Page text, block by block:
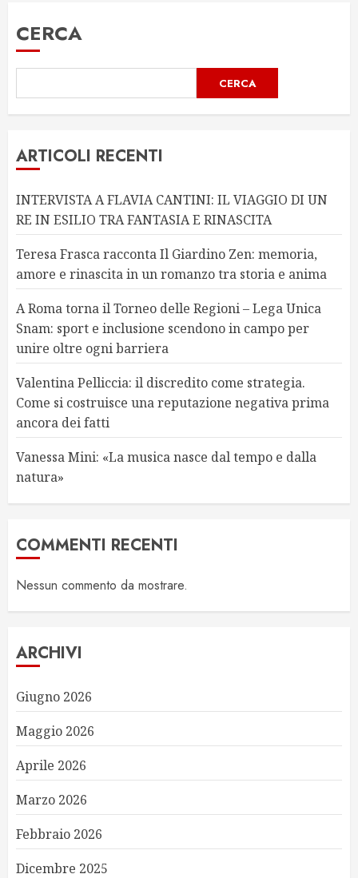
CERCA
CERCA
ARTICOLI RECENTI
INTERVISTA A FLAVIA CANTINI: IL VIAGGIO DI UN
RE IN ESILIO TRA FANTASIA E RINASCITA
Teresa Frasca racconta Il Giardino Zen: memoria,
amore e rinascita in un romanzo tra storia e anima
A Roma torna il Torneo delle Regioni – Lega Unica
Snam: sport e inclusione scendono in campo per
unire oltre ogni barriera
Valentina Pelliccia: il discredito come strategia.
Come si costruisce una reputazione negativa prima
ancora dei fatti
Vanessa Mini: «La musica nasce dal tempo e dalla
natura»
COMMENTI RECENTI
Nessun commento da mostrare.
ARCHIVI
Giugno 2026
Maggio 2026
Aprile 2026
Marzo 2026
Febbraio 2026
Dicembre 2025